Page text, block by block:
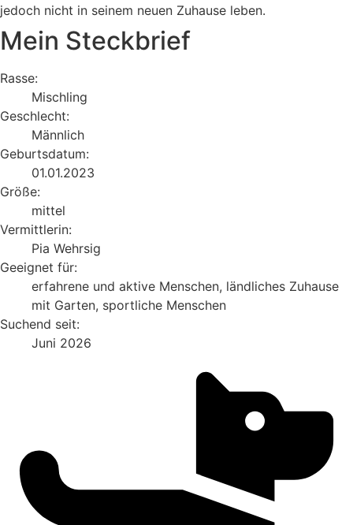
jedoch nicht in seinem neuen Zuhause leben.
Mein Steckbrief
Rasse:
Mischling
Geschlecht:
Männlich
Geburtsdatum:
01.01.2023
Größe:
mittel
Vermittlerin:
Pia Wehrsig
Geeignet für:
erfahrene und aktive Menschen, ländliches Zuhause
mit Garten, sportliche Menschen
Suchend seit:
Juni 2026